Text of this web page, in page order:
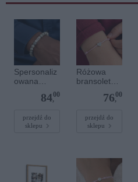
Spersonaliz
owana
bransoletka
szlachetnym
i - Szary - M
84,
00
przejdź do
sklepu
Różowa
bransoletka
dla dzieci -
owana -
Srebrne
76,
00
przejdź do
sklepu